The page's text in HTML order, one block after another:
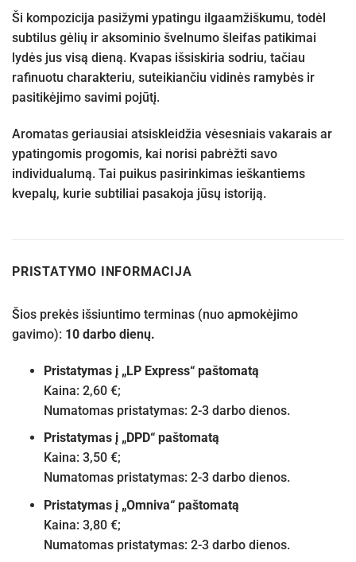
Ši kompozicija pasižymi ypatingu ilgaamžiškumu, todėl
subtilus gėlių ir aksominio švelnumo šleifas patikimai
lydės jus visą dieną. Kvapas išsiskiria sodriu, tačiau
rafinuotu charakteriu, suteikiančiu vidinės ramybės ir
pasitikėjimo savimi pojūtį.
Aromatas geriausiai atsiskleidžia vėsesniais vakarais ar
ypatingomis progomis, kai norisi pabrėžti savo
individualumą. Tai puikus pasirinkimas ieškantiems
kvepalų, kurie subtiliai pasakoja jūsų istoriją.
PRISTATYMO INFORMACIJA
Šios prekės išsiuntimo terminas (nuo apmokėjimo
gavimo): 10 darbo dienų.
Pristatymas į „LP Express“ paštomatą
Kaina: 2,60 €;
Numatomas pristatymas: 2-3 darbo dienos.
Pristatymas į „DPD“ paštomatą
Kaina: 3,50 €;
Numatomas pristatymas: 2-3 darbo dienos.
Pristatymas į „Omniva“ paštomatą
Kaina: 3,80 €;
Numatomas pristatymas: 2-3 darbo dienos.